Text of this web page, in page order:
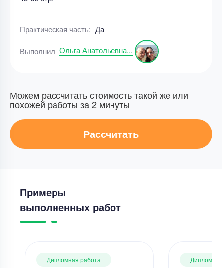
Практическая часть: Да
Выполнил: Ольга Анатольевна...
Можем рассчитать стоимость такой же или
похожей работы за 2 минуты
Рассчитать
Примеры
выполненных работ
Дипломная работа